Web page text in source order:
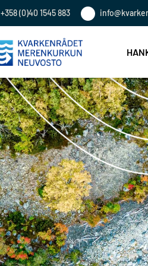
+358 (0)40 1545 883